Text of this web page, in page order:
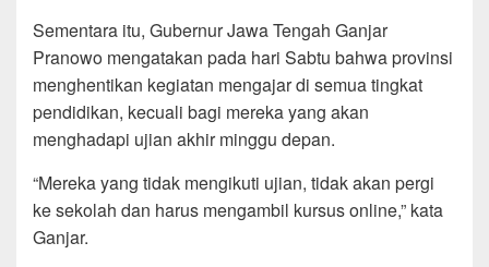
Sementara itu, Gubernur Jawa Tengah Ganjar
Pranowo mengatakan pada hari Sabtu bahwa provinsi
menghentikan kegiatan mengajar di semua tingkat
pendidikan, kecuali bagi mereka yang akan
menghadapi ujian akhir minggu depan.
“Mereka yang tidak mengikuti ujian, tidak akan pergi
ke sekolah dan harus mengambil kursus online,” kata
Ganjar.